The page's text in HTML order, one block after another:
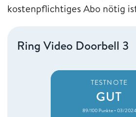
kostenpflichtiges Abo nötig
Ring Video Doorbell 3
TESTNOTE
GUT
89/100 Punkte • 03/2024